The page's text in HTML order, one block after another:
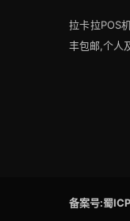
拉卡拉POS
丰包邮,个人
备案号:蜀